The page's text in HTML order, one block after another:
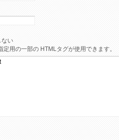
ない
用の一部の HTMLタグが使用できます。